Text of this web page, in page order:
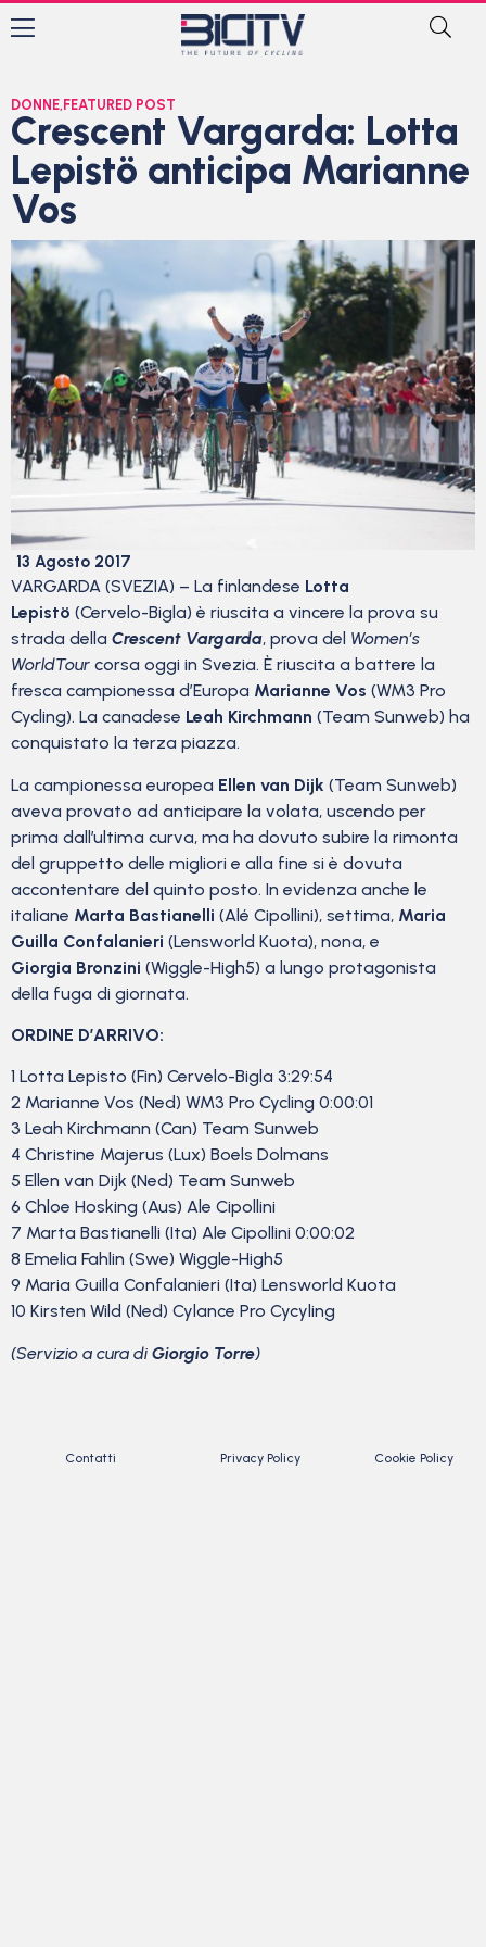
DONNE, FEATURED POST
Crescent Vargarda: Lotta
Lepistö anticipa Marianne
Vos
13 Agosto 2017
VARGARDA (SVEZIA) – La finlandese Lotta
Lepistö (Cervelo-Bigla) è riuscita a vincere la prova su
strada della Crescent Vargarda, prova del Women’s
WorldTour corsa oggi in Svezia. È riuscita a battere la
fresca campionessa d’Europa Marianne Vos (WM3 Pro
Cycling). La canadese Leah Kirchmann (Team Sunweb) ha
conquistato la terza piazza.
La campionessa europea Ellen van Dijk (Team Sunweb)
aveva provato ad anticipare la volata, uscendo per
prima dall’ultima curva, ma ha dovuto subire la rimonta
del gruppetto delle migliori e alla fine si è dovuta
accontentare del quinto posto. In evidenza anche le
italiane Marta Bastianelli (Alé Cipollini), settima, Maria
Guilla Confalanieri (Lensworld Kuota), nona, e
Giorgia Bronzini (Wiggle-High5) a lungo protagonista
della fuga di giornata.
ORDINE D’ARRIVO:
1 Lotta Lepisto (Fin) Cervelo-Bigla 3:29:54
2 Marianne Vos (Ned) WM3 Pro Cycling 0:00:01
3 Leah Kirchmann (Can) Team Sunweb
4 Christine Majerus (Lux) Boels Dolmans
5 Ellen van Dijk (Ned) Team Sunweb
6 Chloe Hosking (Aus) Ale Cipollini
7 Marta Bastianelli (Ita) Ale Cipollini 0:00:02
8 Emelia Fahlin (Swe) Wiggle-High5
9 Maria Guilla Confalanieri (Ita) Lensworld Kuota
10 Kirsten Wild (Ned) Cylance Pro Cycyling
(Servizio a cura di Giorgio Torre)
Contatti Privacy Policy Cookie Policy